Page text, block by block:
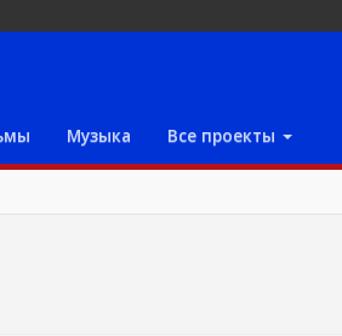
Музыка Все проекты